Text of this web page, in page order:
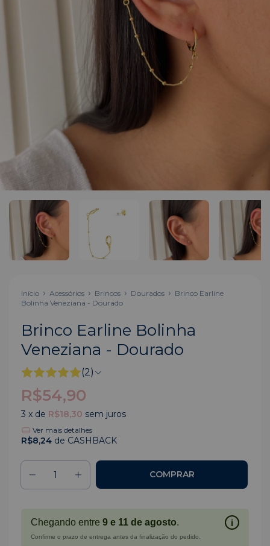
Início Acessórios Brincos Dourados
Brinco Earline
Bolinha Veneziana - Dourado
Brinco Earline Bolinha
Veneziana - Dourado
(2)
R$54,90
3 x de R$18,30 sem juros
Ver mais detalhes
R$8,24 de CASHBACK
Chegando entre 9 e 11 de agosto. i
Confirme o prazo de entrega antes da finalização do pedido.